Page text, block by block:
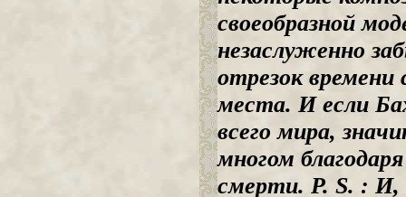
своеобразной
незаслуженно
отрезок времени
места. И если
всего мира,
многом
смерти. P. S. : И,